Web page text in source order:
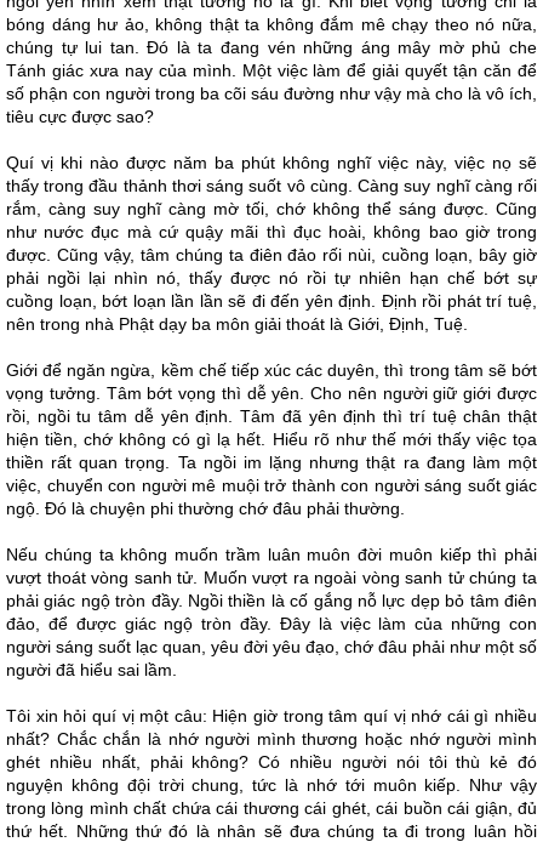
bóng dáng hư ảo, không thật ta không đắm mê chạy theo nó nữa,
chúng tự lui tan. Đó là ta đang vén những áng mây mờ phủ che
Tánh giác xưa nay của mình. Một việc làm để giải quyết tận căn để
số phận con người trong ba cõi sáu đường như vậy mà cho là vô ích,
tiêu cực được sao?
Quí vị khi nào được năm ba phút không nghĩ việc này, việc nọ sẽ
thấy trong đầu thảnh thơi sáng suốt vô cùng. Càng suy nghĩ càng rối
rắm, càng suy nghĩ càng mờ tối, chớ không thể sáng được. Cũng
như nước đục mà cứ quậy mãi thì đục hoài, không bao giờ trong
được. Cũng vậy, tâm chúng ta điên đảo rối nùi, cuồng loạn, bây giờ
phải ngồi lại nhìn nó, thấy được nó rồi tự nhiên hạn chế bớt sự
cuồng loạn, bớt loạn lần lần sẽ đi đến yên định. Định rồi phát trí tuệ,
nên trong nhà Phật dạy ba môn giải thoát là Giới, Định, Tuệ.
Giới để ngăn ngừa, kềm chế tiếp xúc các duyên, thì trong tâm sẽ bớt
vọng tưởng. Tâm bớt vọng thì dễ yên. Cho nên người giữ giới được
rồi, ngồi tu tâm dễ yên định. Tâm đã yên định thì trí tuệ chân thật
hiện tiền, chớ không có gì lạ hết. Hiểu rõ như thế mới thấy việc tọa
thiền rất quan trọng. Ta ngồi im lặng nhưng thật ra đang làm một
việc, chuyển con người mê muội trở thành con người sáng suốt giác
ngộ. Đó là chuyện phi thường chớ đâu phải thường.
Nếu chúng ta không muốn trầm luân muôn đời muôn kiếp thì phải
vượt thoát vòng sanh tử. Muốn vượt ra ngoài vòng sanh tử chúng ta
phải giác ngộ tròn đầy. Ngồi thiền là cố gắng nỗ lực dẹp bỏ tâm điên
đảo, để được giác ngộ tròn đầy. Đây là việc làm của những con
người sáng suốt lạc quan, yêu đời yêu đạo, chớ đâu phải như một số
người đã hiểu sai lầm.
Tôi xin hỏi quí vị một câu: Hiện giờ trong tâm quí vị nhớ cái gì nhiều
nhất? Chắc chắn là nhớ người mình thương hoặc nhớ người mình
ghét nhiều nhất, phải không? Có nhiều người nói tôi thù kẻ đó
nguyện không đội trời chung, tức là nhớ tới muôn kiếp. Như vậy
trong lòng mình chất chứa cái thương cái ghét, cái buồn cái giận, đủ
thứ hết. Những thứ đó là nhân sẽ đưa chúng ta đi trong luân hồi